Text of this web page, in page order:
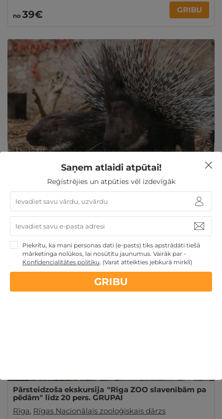
no 39€ GRIBU
Jautra un izzinoša dzimšanas dienas ballīte Rīga
Rīgas Nacionālais zooloģiskais dārzs
Ilgums: 2 st.
Ekskursija
Uzdevumi un spēles
Ir spēkā 6 mēn. no iegādes datuma
80€ GRIBU
Pārsteidzoša ekskursija "Rīga ZOO slavenībām pa
pēdām" līdz 20 pers. GRUPAI
Rīga, Rīgas Nacionālais zooloģiskais dārzs
Saņem atlaidi atpūtai!
Reģistrējies un atpūties vēl izdevīgāk
Piekrītu, ka mani personas dati (e-pasts) tiks apstrādāti tiešā
mārketinga nolūkos, lai nosūtītu jaunumus. Vairāk par -
Konfidencialitātes politiku. (Varat atteikties jebkurā mirklī)
GRIBU